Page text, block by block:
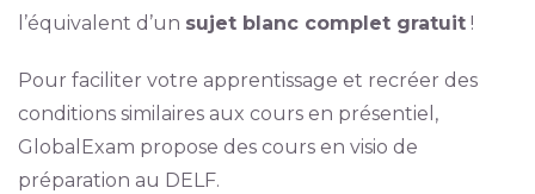
l’équivalent d’un sujet blanc complet gratuit!
Pour faciliter votre apprentissage et recréer des
conditions similaires aux cours en présentiel,
GlobalExam propose des cours en visio de
préparation au DELF.